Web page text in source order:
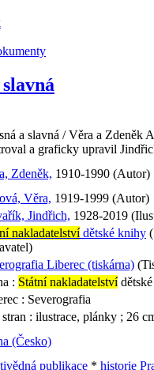
a slavná / Věra a Zdeněk
a graficky upravil
Zdeněk, 1910-1990 (Autor)
Věra, 1919-1999 (Autor)
Jindřich, 1928-2019
nakladatelstvídětské knihy
Liberec (tiskárna)
: Státní nakladatelství
: Severografia
stran : ilustrace, plánky ; 26
(Česko)
publikace * historie